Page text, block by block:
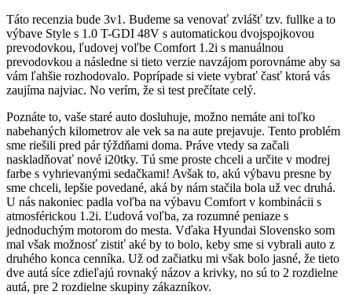
Táto recenzia bude 3v1. Budeme sa venovať zvlášť tzv. fullke a to
výbave Style s 1.0 T-GDI 48V s automatickou dvojspojkovou
prevodovkou, ľudovej voľbe Comfort 1.2i s manuálnou
prevodovkou a následne si tieto verzie navzájom porovnáme aby sa
vám ľahšie rozhodovalo. Poprípade si viete vybrať časť ktorá vás
zaujíma najviac. No verím, že si test prečítate celý.
Poznáte to, vaše staré auto dosluhuje, možno nemáte ani toľko
nabehaných kilometrov ale vek sa na aute prejavuje. Tento problém
sme riešili pred pár týždňami doma. Práve vtedy sa začali
naskladňovať nové i20tky. Tú sme proste chceli a určite v modrej
farbe s vyhrievanými sedačkami! Avšak to, akú výbavu presne by
sme chceli, lepšie povedané, aká by nám stačila bola už vec druhá.
U nás nakoniec padla voľba na výbavu Comfort v kombinácii s
atmosférickou 1.2i. Ľudová voľba, za rozumné peniaze s
jednoduchým motorom do mesta. Vďaka Hyundai Slovensko som
mal však možnosť zistiť aké by to bolo, keby sme si vybrali auto z
druhého konca cenníka. Už od začiatku mi však bolo jasné, že tieto
dve autá síce zdieľajú rovnaký názov a krivky, no sú to 2 rozdielne
autá, pre 2 rozdielne skupiny zákazníkov.